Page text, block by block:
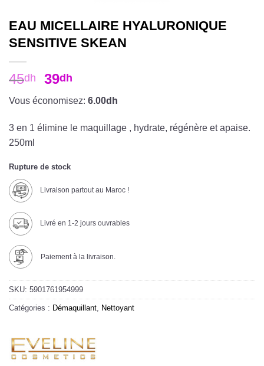
EAU MICELLAIRE HYALURONIQUE
SENSITIVE SKEAN
45dh 39dh
Vous économisez: 6.00dh
3 en 1 élimine le maquillage , hydrate, régénère et apaise.
250ml
Rupture de stock
Livraison partout au Maroc !
Livré en 1-2 jours ouvrables
Paiement à la livraison.
SKU: 5901761954999
Catégories : Démaquillant, Nettoyant